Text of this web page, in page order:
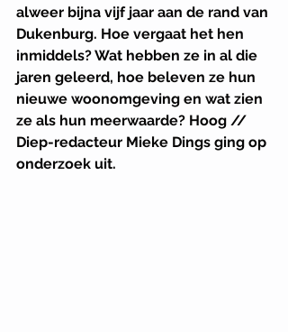
alweer bijna vijf jaar aan de rand van
Dukenburg. Hoe vergaat het hen
inmiddels? Wat hebben ze in al die
jaren geleerd, hoe beleven ze hun
nieuwe woonomgeving en wat zien
ze als hun meerwaarde? Hoog //
Diep-redacteur Mieke Dings ging op
onderzoek uit.